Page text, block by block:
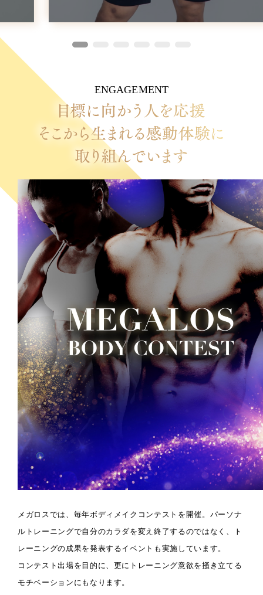
ENGAGEMENT
メガロスでは、毎年ボディメイクコンテストを開催。パーソナ
ルトレーニングで自分のカラダを変え終了するのではなく、ト
レーニングの成果を発表するイベントも実施しています。
コンテスト出場を目的に、更にトレーニング意欲を掻き立てる
モチベーションにもなります。